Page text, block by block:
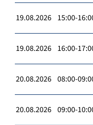
19.08.2026 15:00-
19.08.2026 16:00-
20.08.2026 08:00-
20.08.2026 09:00-